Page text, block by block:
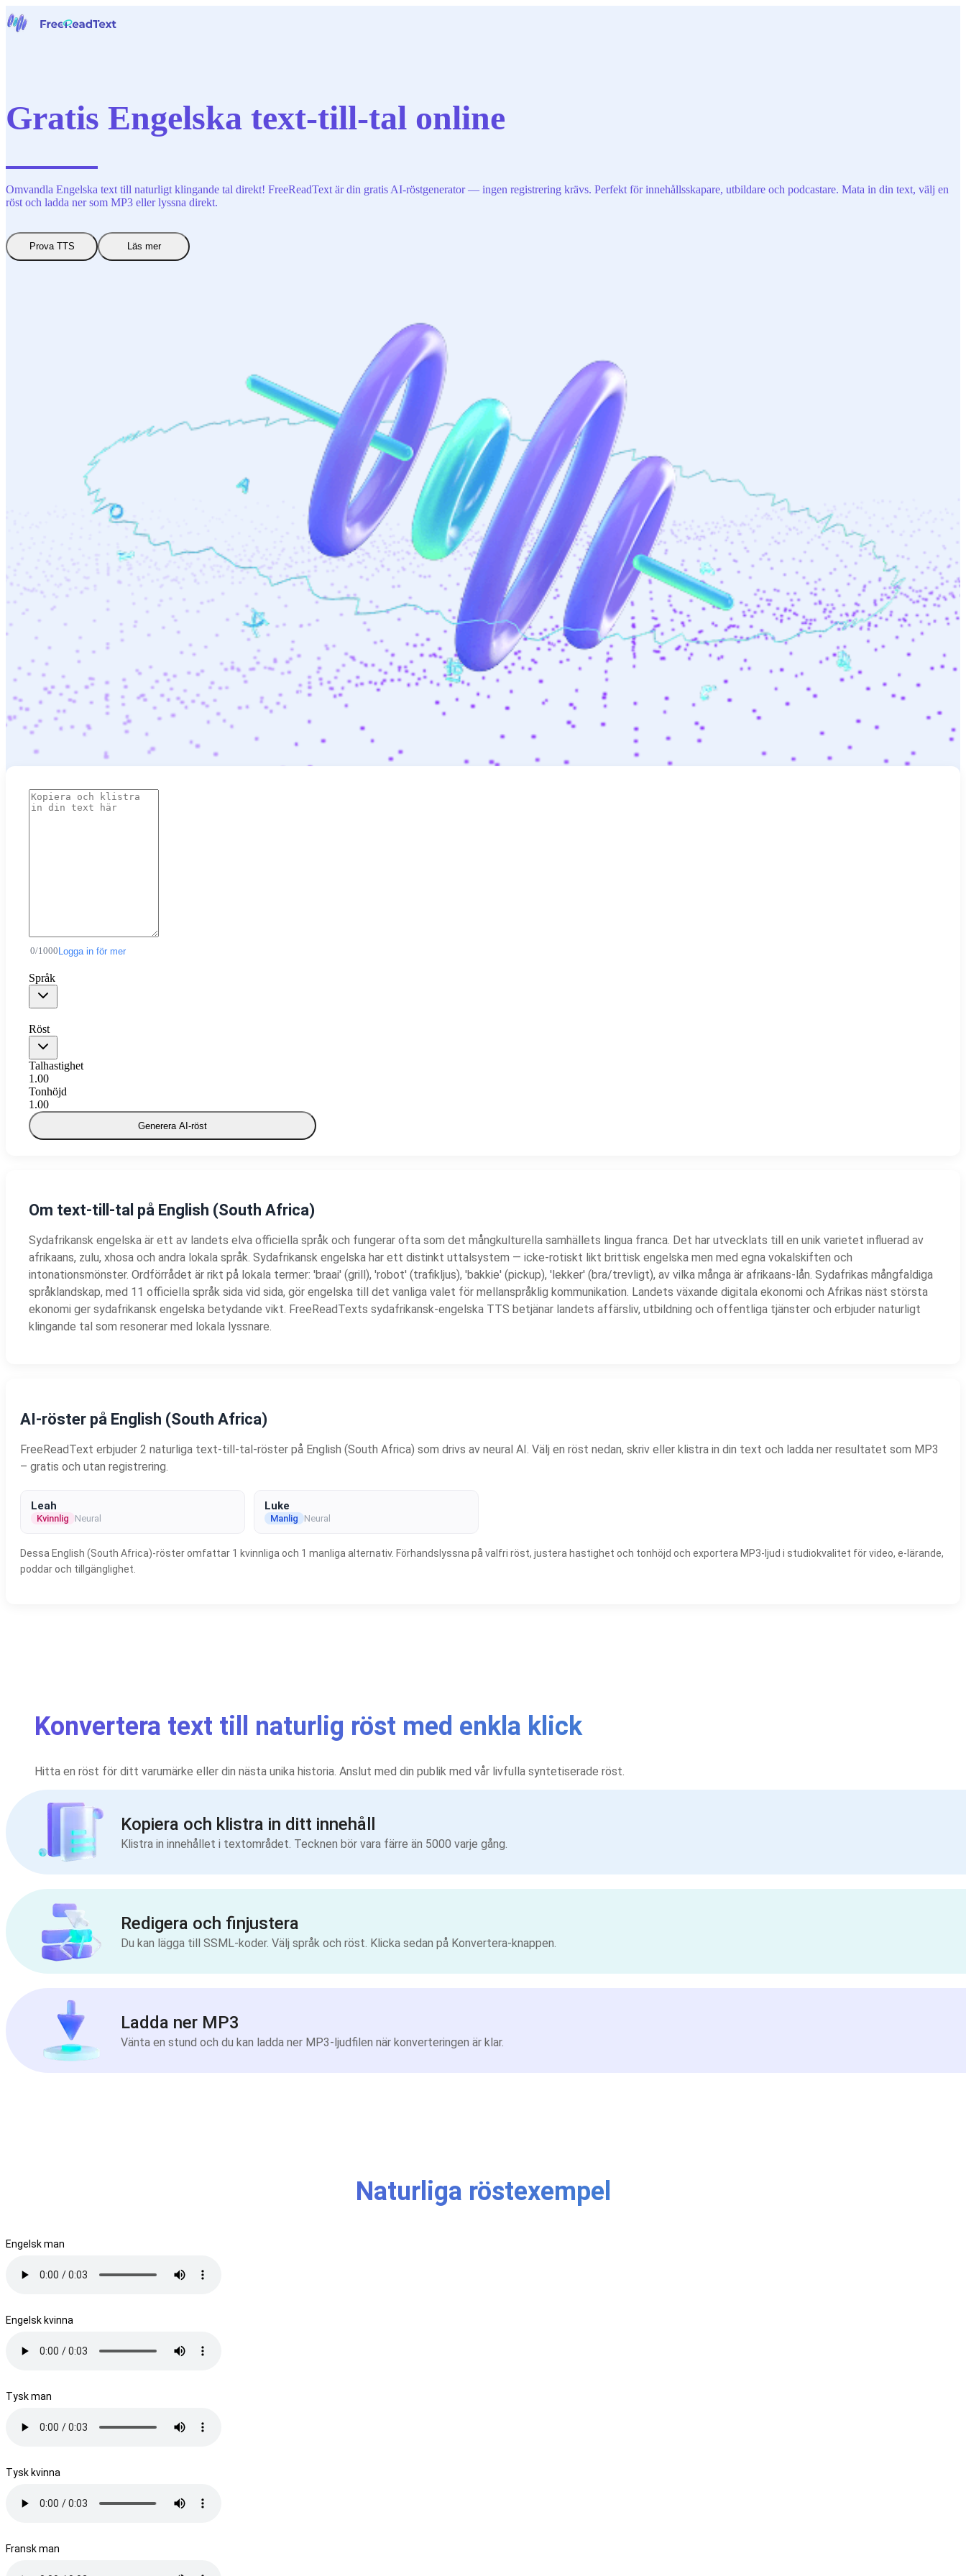
Priser
Kontakta oss
Gratis Engelska text-till-tal online
Omvandla Engelska text till naturligt klingande tal direkt! FreeReadText är din gratis AI-röstgenerator — ingen registrering krävs. Perfekt för innehållsskapare, utbildare och podcastare. Mata in din text, välj en
röst och ladda ner som MP3 eller lyssna direkt.
Prova TTS Läs mer
0/1000Logga in för mer
Språk
Röst
Talhastighet
1.00
Tonhöjd
1.00
Generera AI-röst
Om text-till-tal på English (South Africa)
Sydafrikansk engelska är ett av landets elva officiella språk och fungerar ofta som det mångkulturella samhällets lingua franca. Det har utvecklats till en unik varietet influerad av
afrikaans, zulu, xhosa och andra lokala språk. Sydafrikansk engelska har ett distinkt uttalsystem — icke-rotiskt likt brittisk engelska men med egna vokalskiften och
intonationsmönster. Ordförrådet är rikt på lokala termer: 'braai' (grill), 'robot' (trafikljus), 'bakkie' (pickup), 'lekker' (bra/trevligt), av vilka många är afrikaans-lån. Sydafrikas mångfaldiga
språklandskap, med 11 officiella språk sida vid sida, gör engelska till det vanliga valet för mellanspråklig kommunikation. Landets växande digitala ekonomi och Afrikas näst största
ekonomi ger sydafrikansk engelska betydande vikt. FreeReadTexts sydafrikansk-engelska TTS betjänar landets affärsliv, utbildning och offentliga tjänster och erbjuder naturligt
klingande tal som resonerar med lokala lyssnare.
AI-röster på English (South Africa)
FreeReadText erbjuder 2 naturliga text-till-tal-röster på English (South Africa) som drivs av neural AI. Välj en röst nedan, skriv eller klistra in din text och ladda ner resultatet som MP3
– gratis och utan registrering.
Leah
Kvinnlig Neural
Luke
Manlig Neural
Dessa English (South Africa)-röster omfattar 1 kvinnliga och 1 manliga alternativ. Förhandslyssna på valfri röst, justera hastighet och tonhöjd och exportera MP3-ljud i studiokvalitet för video, e-lärande,
poddar och tillgänglighet.
Konvertera text till naturlig röst med enkla klick
Hitta en röst för ditt varumärke eller din nästa unika historia. Anslut med din publik med vår livfulla syntetiserade röst.
Kopiera och klistra in ditt innehåll
Klistra in innehållet i textområdet. Tecknen bör vara färre än 5000 varje gång.
Redigera och finjustera
Du kan lägga till SSML-koder. Välj språk och röst. Klicka sedan på Konvertera-knappen.
Ladda ner MP3
Vänta en stund och du kan ladda ner MP3-ljudfilen när konverteringen är klar.
Naturliga röstexempel
Engelsk man
Engelsk kvinna
Tysk man
Tysk kvinna
Fransk man